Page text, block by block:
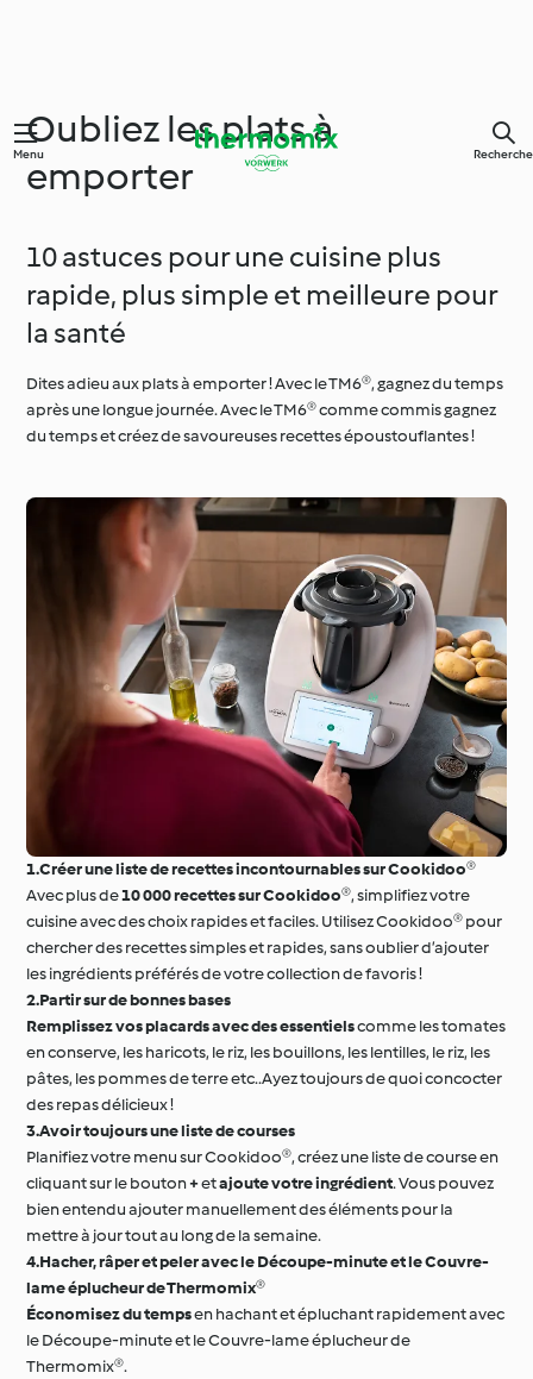
Menu Recherche
Oubliez les plats à
emporter
10 astuces pour une cuisine plus
rapide, plus simple et meilleure pour
la santé
Dites adieu aux plats à emporter ! Avec le TM6®, gagnez du temps
après une longue journée. Avec le TM6® comme commis gagnez
du temps et créez de savoureuses recettes époustouflantes !
1.Créer une liste de recettes incontournables sur Cookidoo®
Avec plus de10 000 recettes sur Cookidoo®, simplifiez votre
cuisine avec des choix rapides et faciles. Utilisez Cookidoo® pour
chercher des recettes simples et rapides, sans oublier d’ajouter
les ingrédients préférés de votre collection de favoris !
2.Partir sur de bonnes bases
Remplissez vos placards avec des essentielscomme les tomates
en conserve, les haricots, le riz, les bouillons, les lentilles, le riz, les
pâtes, les pommes de terre etc..Ayez toujours de quoi concocter
des repas délicieux !
3.Avoir toujours une liste de courses
Planifiez votre menu sur Cookidoo®, créez une liste de course en
cliquant sur le bouton+etajoute votre ingrédient. Vous pouvez
bien entendu ajouter manuellement des éléments pour la
mettre à jour tout au long de la semaine.
4.Hacher, râper et peler avec le Découpe-minute et le Couvre-
lame éplucheur de Thermomix®
Économisez du tempsen hachant et épluchant rapidement avec
le Découpe-minute et le Couvre-lame éplucheur de
Thermomix®.